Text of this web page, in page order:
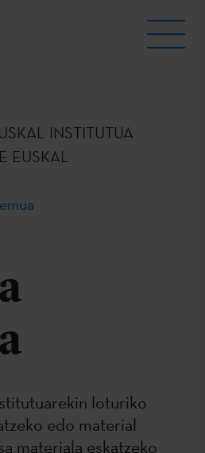
INSTITUTUA
EUSKAL
loturiko
edo material
materiala eskatzeko